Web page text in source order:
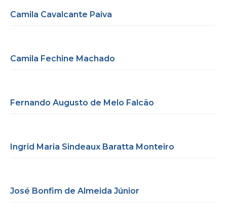
Camila Cavalcante Paiva
Camila Fechine Machado
Fernando Augusto de Melo Falcão
Ingrid Maria Sindeaux Baratta Monteiro
José Bonfim de Almeida Júnior